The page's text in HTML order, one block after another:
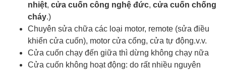
nhiệt, cửa cuốn công nghệ đức, cửa cuốn chống
cháy.)
Chuyên sửa chữa các loại motor, remote (sửa điều
khiển cửa cuốn), motor cửa cổng, cửa tự động.v.v.
Cửa cuốn chạy đến giữa thì dừng không chạy nữa
Cửa cuốn không hoạt động: do rất nhiều nguyên